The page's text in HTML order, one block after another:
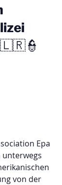
Epa
von der